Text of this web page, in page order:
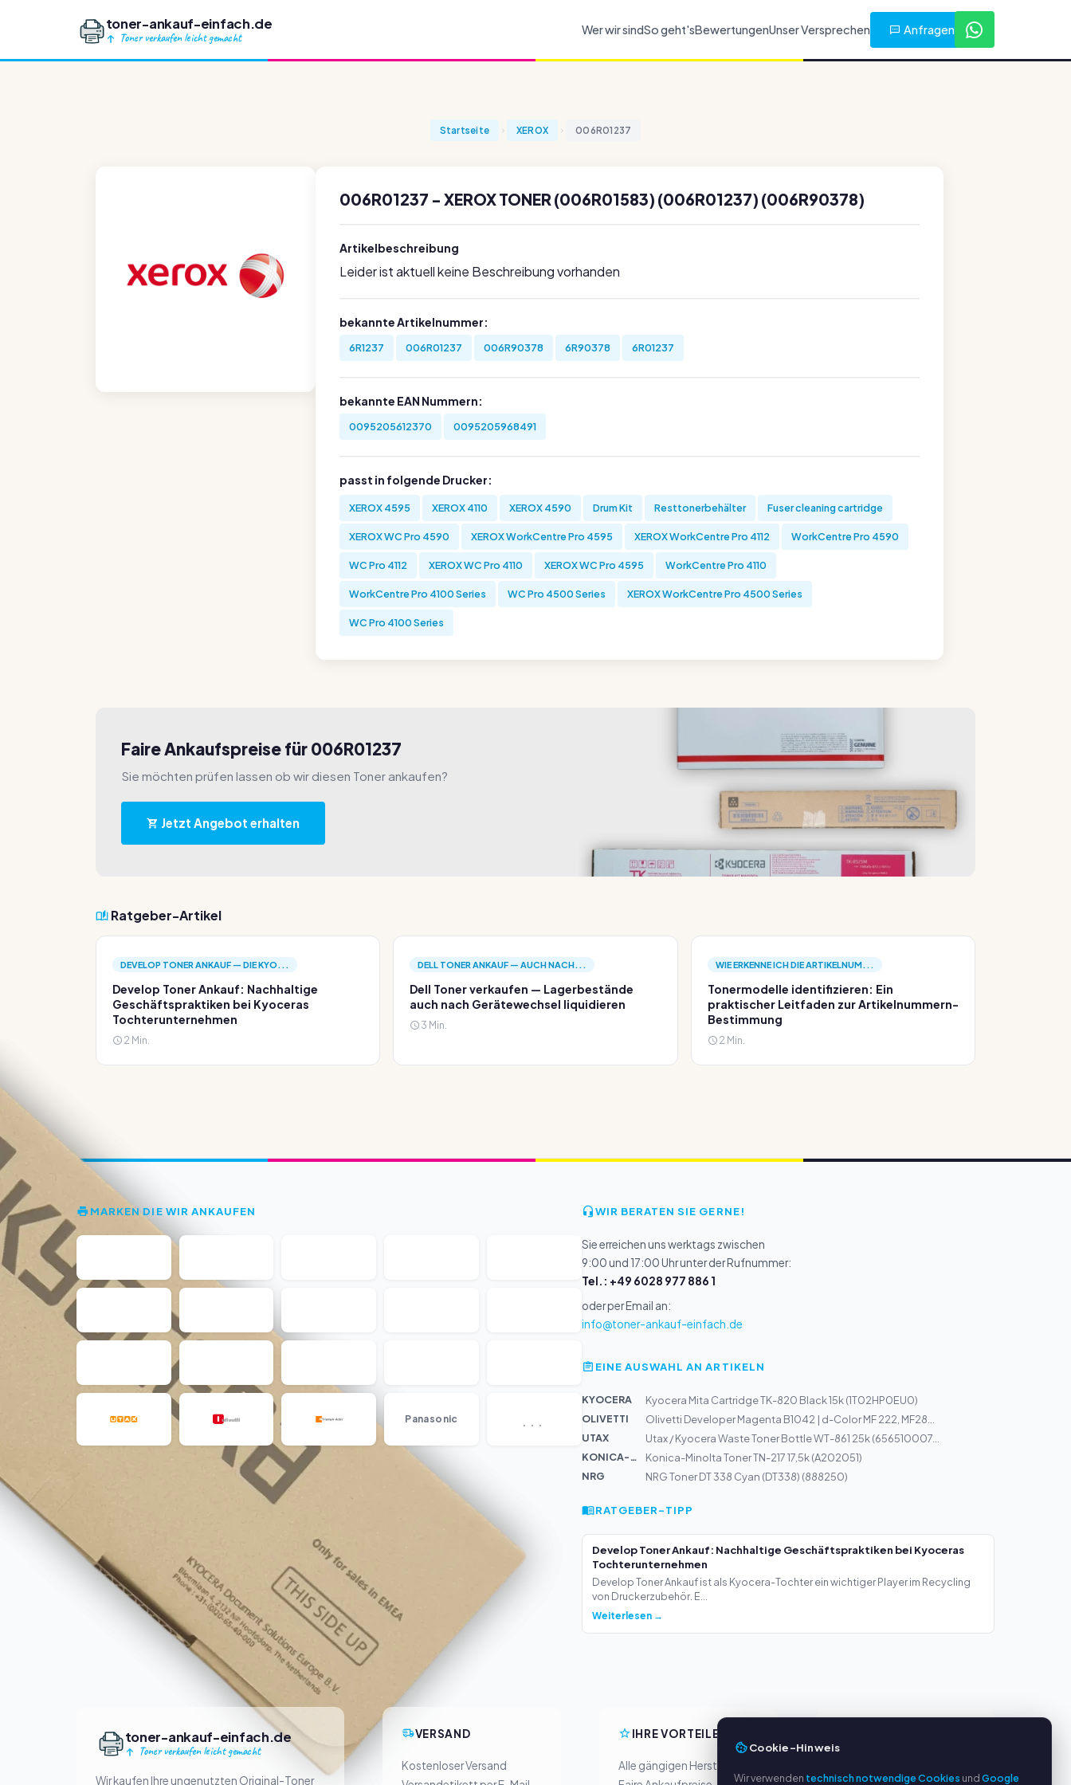
toner-ankauf-einfach.de
Toner verkaufen leicht gemacht
Wer wir sindSo geht'sBewertungenUnser Versprechen Anfragen
Startseite XEROX 006R01237
006R01237 - XEROX TONER (006R01583) (006R01237) (006R90378)
Artikelbeschreibung
Leider ist aktuell keine Beschreibung vorhanden
bekannte Artikelnummer:
6R1237 006R01237 006R90378 6R90378 6R01237
bekannte EAN Nummern:
0095205612370 0095205968491
passt in folgende Drucker:
XEROX 4595 XEROX 4110 XEROX 4590 Drum Kit Resttonerbehälter Fuser cleaning cartridge
XEROX WC Pro 4590 XEROX WorkCentre Pro 4595 XEROX WorkCentre Pro 4112 WorkCentre Pro 4590
WC Pro 4112 XEROX WC Pro 4110 XEROX WC Pro 4595 WorkCentre Pro 4110
WorkCentre Pro 4100 Series WC Pro 4500 Series XEROX WorkCentre Pro 4500 Series
WC Pro 4100 Series
Faire Ankaufspreise für 006R01237
Sie möchten prüfen lassen ob wir diesen Toner ankaufen?
Jetzt Angebot erhalten
Ratgeber-Artikel
DEVELOP TONER ANKAUF — DIE KYO...
Develop Toner Ankauf: Nachhaltige
Geschäftspraktiken bei Kyoceras
Tochterunternehmen
2 Min.
DELL TONER ANKAUF — AUCH NACH...
Dell Toner verkaufen — Lagerbestände
auch nach Gerätewechsel liquidieren
3 Min.
WIE ERKENNE ICH DIE ARTIKELNUM...
Tonermodelle identifizieren: Ein
praktischer Leitfaden zur Artikelnummern-
Bestimmung
2 Min.
MARKEN DIE WIR ANKAUFEN
Panasonic ...
WIR BERATEN SIE GERNE!
Sie erreichen uns werktags zwischen
9:00 und 17:00 Uhr unter der Rufnummer:
Tel.: +49 6028 977 886 1
oder per Email an:
info@toner-ankauf-einfach.de
EINE AUSWAHL AN ARTIKELN
KYOCERA
Kyocera Mita Cartridge TK-820 Black 15k (1T02HP0EU0)
OLIVETTI
Olivetti Developer Magenta B1042 | d-Color MF 222, MF28...
UTAX
Utax / Kyocera Waste Toner Bottle WT-861 25k (656510007...
KONICA-MIN...
Konica-Minolta Toner TN-217 17,5k (A202051)
NRG
NRG Toner DT 338 Cyan (DT338) (888250)
RATGEBER-TIPP
Develop Toner Ankauf: Nachhaltige Geschäftspraktiken bei Kyoceras
Tochterunternehmen
Develop Toner Ankauf ist als Kyocera-Tochter ein wichtiger Player im Recycling
von Druckerzubehör. E...
Weiterlesen →
toner-ankauf-einfach.de
Toner verkaufen leicht gemacht
Wir kaufen Ihre ungenutzten Original-Toner
VERSAND
Kostenloser Versand
IHRE VORTEILE
Alle gängigen Hersteller
Cookie-Hinweis
Wir verwenden technisch notwendige Cookies undGoogle